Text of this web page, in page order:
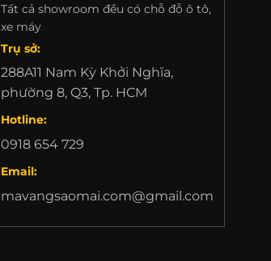
Tất cả showroom đều có chỗ đỗ ô tô,
xe máy
Trụ sở:
288A11 Nam Kỳ Khởi Nghĩa,
phường 8, Q3, Tp. HCM
Hotline:
0918 654 729
Email:
mavangsaomai.com@gmail.com